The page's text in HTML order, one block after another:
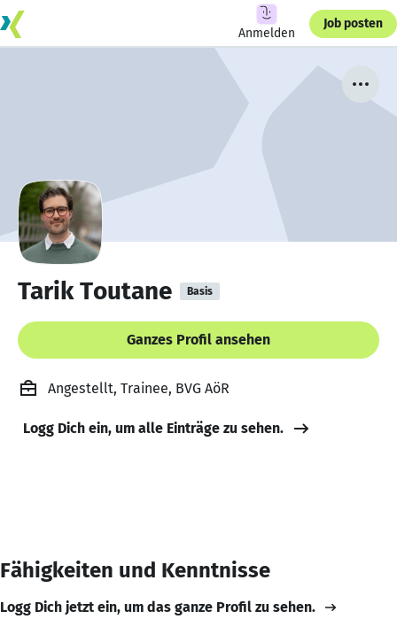
Anmelden
Job posten
Tarik Toutane Basis
Ganzes Profil ansehen
Angestellt, Trainee, BVG AöR
Logg Dich ein, um alle Einträge zu sehen.
Fähigkeiten und Kenntnisse
Logg Dich jetzt ein, um das ganze Profil zu sehen.